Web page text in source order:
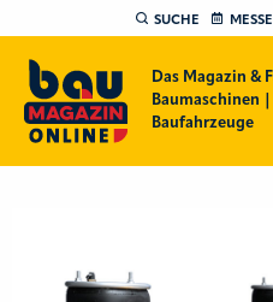
SUCHE
Das Magazin &
Baumaschinen |
Baufahrzeuge